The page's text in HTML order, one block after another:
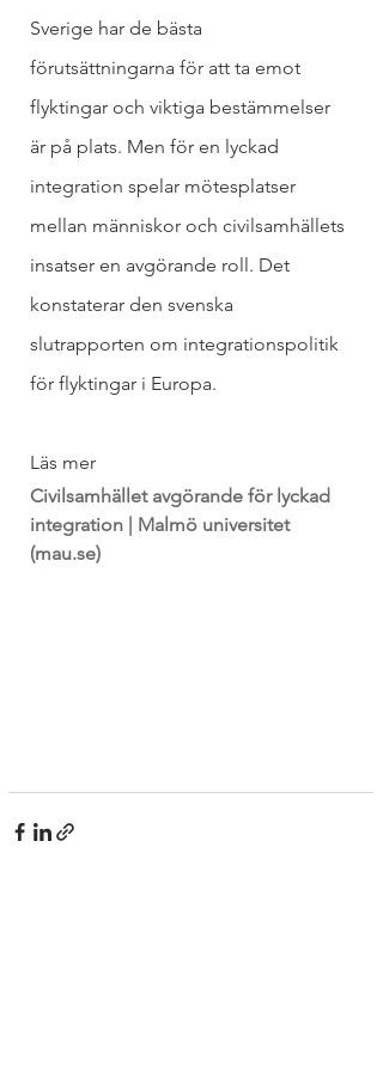
Sverige har de bästa
förutsättningarna för att ta emot
flyktingar och viktiga bestämmelser
är på plats. Men för en lyckad
integration spelar mötesplatser
mellan människor och civilsamhällets
insatser en avgörande roll. Det
konstaterar den svenska
slutrapporten om integrationspolitik
för flyktingar i Europa.
Läs mer
Civilsamhället avgörande för lyckad
integration | Malmö universitet
(mau.se)